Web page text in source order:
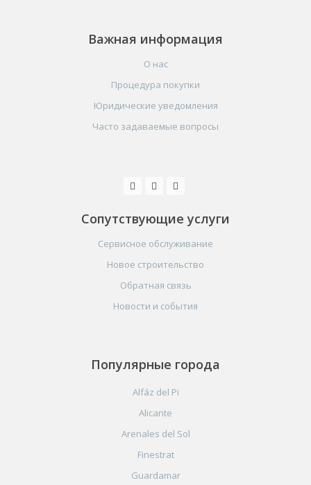
Важная информация
О нас
Процедура покупки
Юридические уведомления
Часто задаваемые вопросы
Сопутствующие услуги
Сервисное обслуживание
Новое строительство
Обратная связь
Новости и события
Популярные города
Alfáz del Pi
Alicante
Arenales del Sol
Finestrat
Guardamar